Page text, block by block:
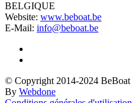
BELGIQUE
Website: www.beboat.be
E-Mail: info@beboat.be
© Copyright 2014-2024 BeBoat
By Webdone